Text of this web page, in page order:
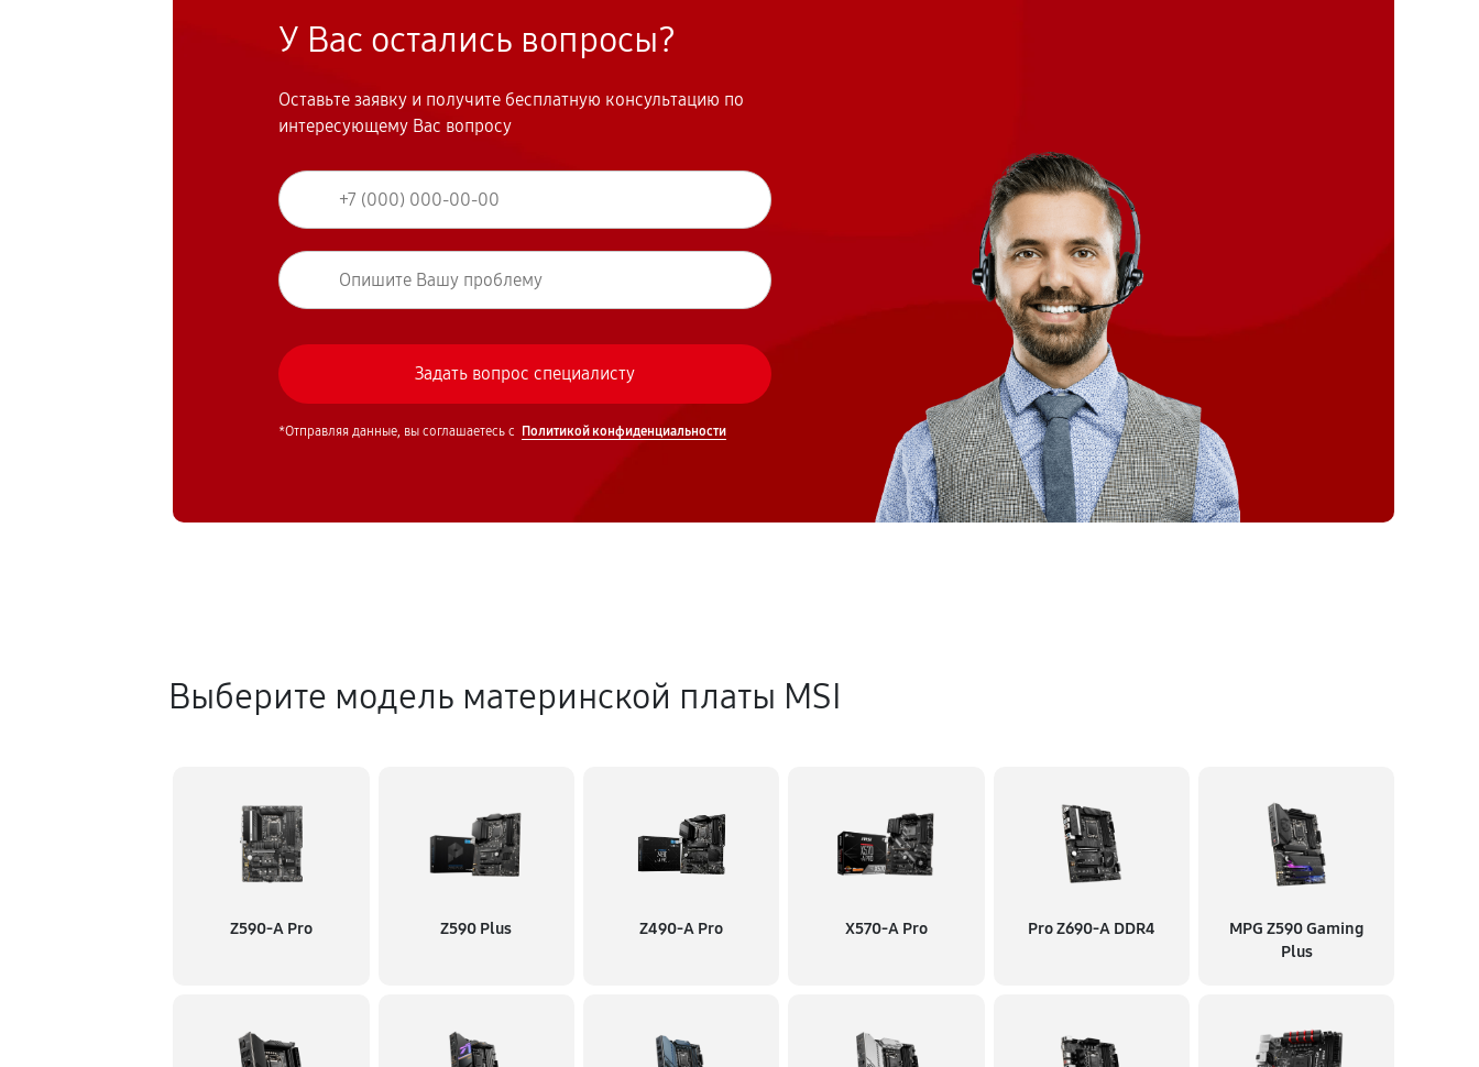
У Вас остались вопросы?
Оставьте заявку и получите бесплатную консультацию по
интересующему Вас вопросу
*Отправляя данные, вы соглашаетесь с Политикой конфиденциальности
Выберите модель материнской платы MSI
Z590-A Pro Z590 Plus Z490-A Pro X570-A Pro Pro Z690-A DDR4
MPG Z590 Gaming
Plus